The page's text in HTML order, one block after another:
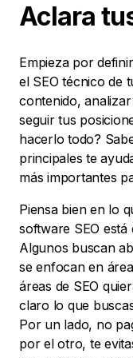
Aclara
Empieza por
el SEO técnico de
contenido,
seguir tus
hacerlo todo?
principales te
más importantes
Piensa bien en lo
software SEO
Algunos buscan
se enfocan en
áreas de SEO
claro lo que
Por un lado, no
por el otro, te